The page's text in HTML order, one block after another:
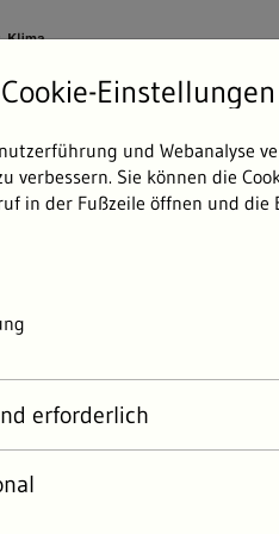
2024
Radioaktivität
Belastung von Lebensmitteln
durch
gering
mit künstlichen
Württemberg
nimmt von Jahr zu Jahr
Cookie-Einstellungen
und Webanalyse
verbessern. Sie können die
in der Fußzeile öffnen und die
erforderlich